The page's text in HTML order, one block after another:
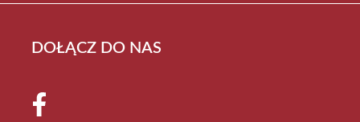
DOŁĄCZ DO NAS